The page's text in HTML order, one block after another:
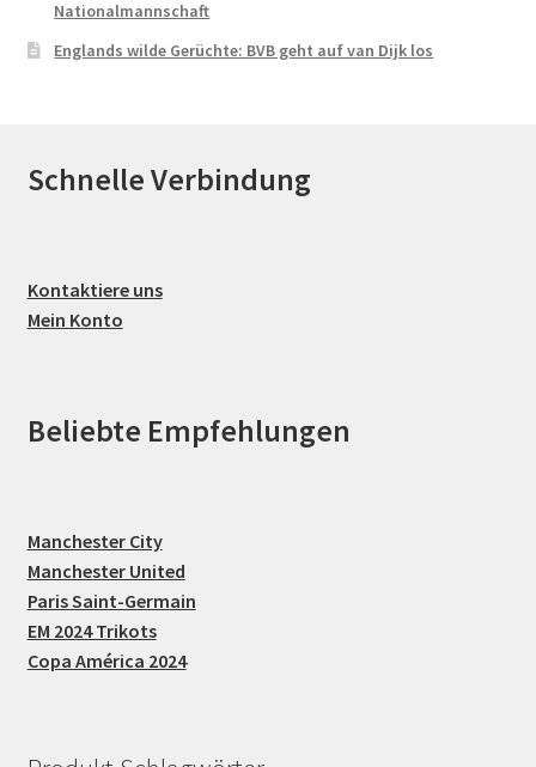
Nationalmannschaft
Englands wilde Gerüchte: BVB geht auf van Dijk los
Schnelle Verbindung
Kontaktiere uns
Mein Konto
Beliebte Empfehlungen
Manchester City
Manchester United
Paris Saint-Germain
EM 2024 Trikots
Copa América 2024